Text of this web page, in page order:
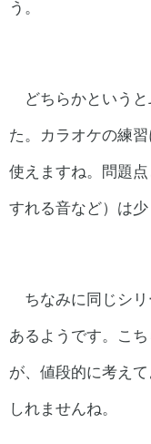
う。
どちらかという
た。カラオケの練
使えますね。問題
すれる音など）は少
ちなみに同じシ
あるようです。こ
が、値段的に考え
しれませんね。